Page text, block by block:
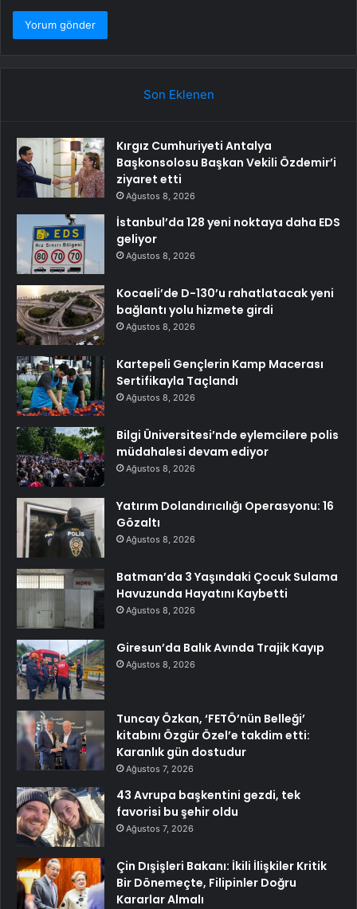
Son Eklenen
Kırgız Cumhuriyeti Antalya
Başkonsolosu Başkan Vekili Özdemir’i
ziyaret etti
Ağustos 8, 2026
İstanbul’da 128 yeni noktaya daha EDS
geliyor
Ağustos 8, 2026
Kocaeli’de D-130’u rahatlatacak yeni
bağlantı yolu hizmete girdi
Ağustos 8, 2026
Kartepeli Gençlerin Kamp Macerası
Sertifikayla Taçlandı
Ağustos 8, 2026
Bilgi Üniversitesi’nde eylemcilere polis
müdahalesi devam ediyor
Ağustos 8, 2026
Yatırım Dolandırıcılığı Operasyonu: 16
Gözaltı
Ağustos 8, 2026
Batman’da 3 Yaşındaki Çocuk Sulama
Havuzunda Hayatını Kaybetti
Ağustos 8, 2026
Giresun’da Balık Avında Trajik Kayıp
Ağustos 8, 2026
Tuncay Özkan, ‘FETÖ’nün Belleği’
kitabını Özgür Özel’e takdim etti:
Karanlık gün dostudur
Ağustos 7, 2026
43 Avrupa başkentini gezdi, tek
favorisi bu şehir oldu
Ağustos 7, 2026
Çin Dışişleri Bakanı: İkili İlişkiler Kritik
Bir Dönemeçte, Filipinler Doğru
Kararlar Almalı